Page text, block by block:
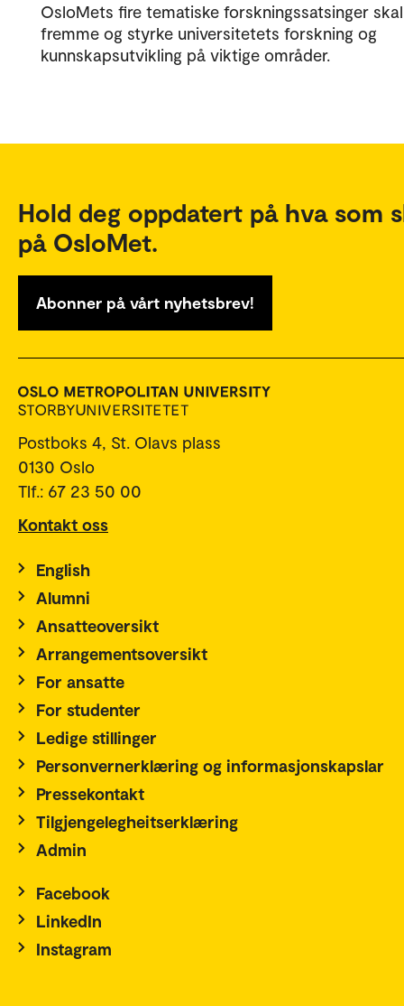
OsloMets fire tematiske forskningssatsinger skal
fremme og styrke universitetets forskning og
kunnskapsutvikling på viktige områder.
Hold deg oppdatert på hva som
på OsloMet.
Abonner på vårt nyhetsbrev!
Postboks 4, St. Olavs plass
0130 Oslo
Tlf.: 67 23 50 00
Kontakt oss
English
Alumni
Ansatteoversikt
Arrangementsoversikt
For ansatte
For studenter
Ledige stillinger
Personvernerklæring og informasjonskapslar
Pressekontakt
Tilgjengelegheitserklæring
Admin
Facebook
LinkedIn
Instagram